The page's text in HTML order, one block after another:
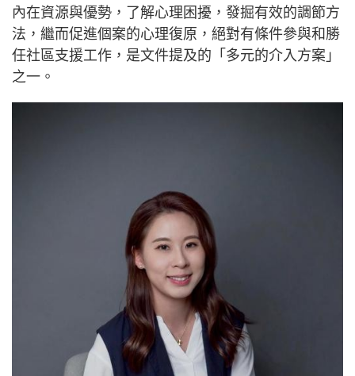
內在資源與優勢，了解心理困擾，發掘有效的調節方
法，繼而促進個案的心理復原，絕對有條件參與和勝
任社區支援工作，是文件提及的「多元的介入方案」
之一。